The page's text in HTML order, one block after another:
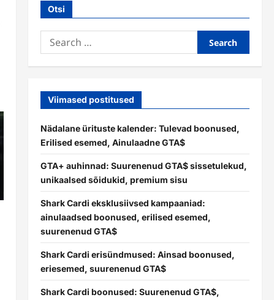
Otsi
Search
for:
Viimased postitused
Nädalane ürituste kalender: Tulevad boonused,
Erilised esemed, Ainulaadne GTA$
GTA+ auhinnad: Suurenenud GTA$ sissetulekud,
unikaalsed sõidukid, premium sisu
Shark Cardi eksklusiivsed kampaaniad:
ainulaadsed boonused, erilised esemed,
suurenenud GTA$
Shark Cardi erisündmused: Ainsad boonused,
eriesemed, suurenenud GTA$
Shark Cardi boonused: Suurenenud GTA$,